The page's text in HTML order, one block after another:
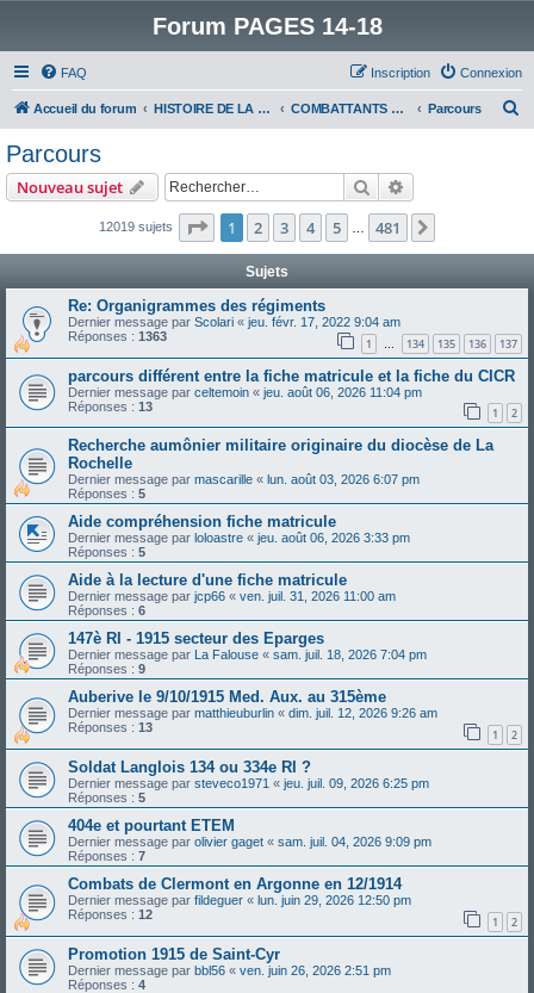
Forum PAGES 14-18
FAQ Connexion
Inscription
Accueil du forum HISTOIRE DE LA GRANDE GUERRE COMBATTANTS DE LA GRANDE GUERRE Parcours
e
Parcours
Nouveau sujet Rechercher
12019 sujets Page 1sur481
1 2 3 4 5 481
Sujets
Re: Organigrammes des régiments
Dernier message par Scolari « jeu. févr. 17, 2022 9:04 am
Réponses : 1363 1 … 134 135 136 137
parcours différent entre la fiche matricule et la fiche du CICR
Dernier message par celtemoin « jeu. août 06, 2026 11:04 pm
Réponses : 13 1 2
Recherche aumônier militaire originaire du diocèse de La
Rochelle
Dernier message par mascarille « lun. août 03, 2026 6:07 pm
Réponses : 5
Aide compréhension fiche matricule
Dernier message par loloastre « jeu. août 06, 2026 3:33 pm
Réponses : 5
Aide à la lecture d'une fiche matricule
Dernier message par jcp66 « ven. juil. 31, 2026 11:00 am
Réponses : 6
147è RI - 1915 secteur des Eparges
Dernier message par La Falouse « sam. juil. 18, 2026 7:04 pm
Réponses : 9
Auberive le 9/10/1915 Med. Aux. au 315ème
Dernier message par matthieuburlin « dim. juil. 12, 2026 9:26 am
Réponses : 13 1 2
Soldat Langlois 134 ou 334e RI ?
Dernier message par steveco1971 « jeu. juil. 09, 2026 6:25 pm
Réponses : 5
404e et pourtant ETEM
Dernier message par olivier gaget « sam. juil. 04, 2026 9:09 pm
Réponses : 7
Combats de Clermont en Argonne en 12/1914
Dernier message par fildeguer « lun. juin 29, 2026 12:50 pm
Réponses : 12 1 2
Promotion 1915 de Saint-Cyr
Dernier message par bbl56 « ven. juin 26, 2026 2:51 pm
Réponses : 4